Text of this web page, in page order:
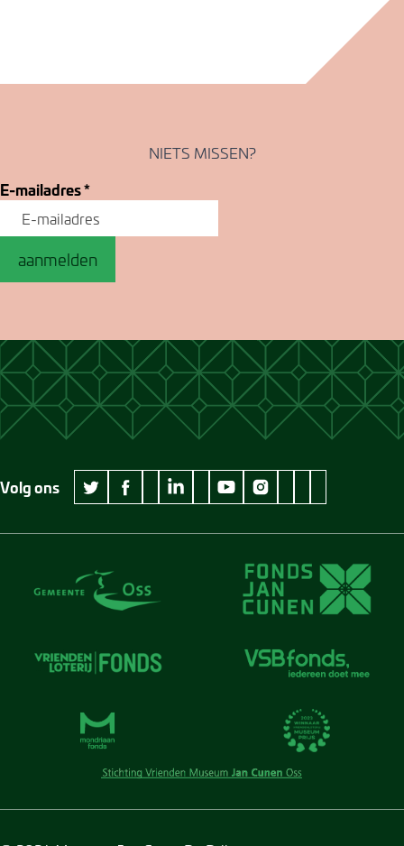
NIETS MISSEN?
E-mailadres*
aanmelden
Volg ons
twitter Museum Jan Cunen
facebook Museum Jan Cunen
wikipedia Museum Jan Cunen
linkedin Museum Jan Cunen
googleplus Museum Jan Cunen
youtube Museum Jan Cunen
instagram Museum